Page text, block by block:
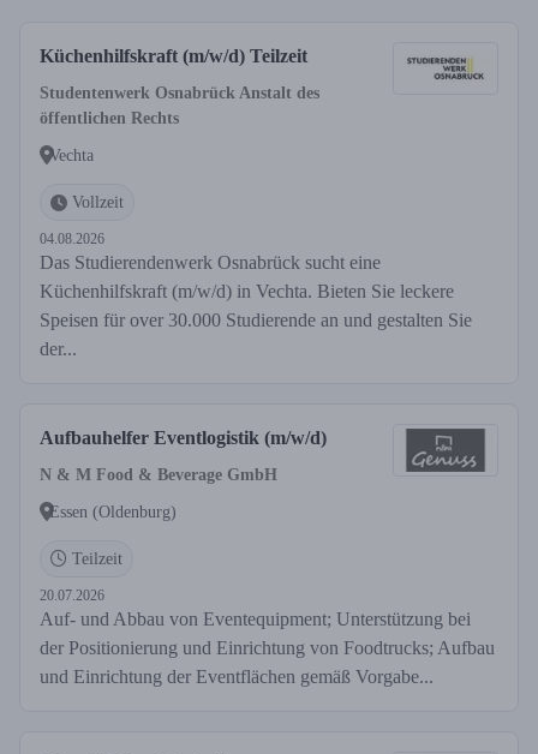
Küchenhilfskraft (m/w/d) Teilzeit
Studentenwerk Osnabrück Anstalt des
öffentlichen Rechts
Vechta
Vollzeit
04.08.2026
Das Studierendenwerk Osnabrück sucht eine
Küchenhilfskraft (m/w/d) in Vechta. Bieten Sie leckere
Speisen für over 30.000 Studierende an und gestalten Sie
der...
Aufbauhelfer Eventlogistik (m/w/d)
N & M Food & Beverage GmbH
Essen (Oldenburg)
Teilzeit
20.07.2026
Auf- und Abbau von Eventequipment; Unterstützung bei
der Positionierung und Einrichtung von Foodtrucks; Aufbau
und Einrichtung der Eventflächen gemäß Vorgabe...